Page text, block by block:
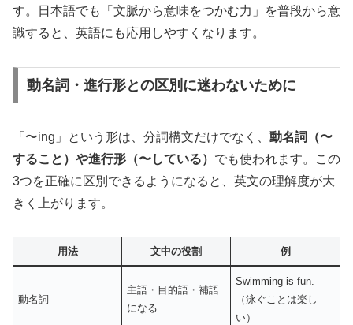
す。日本語でも「文脈から意味をつかむ力」を普段から意
識すると、英語にも応用しやすくなります。
動名詞・進行形との区別に迷わないために
「〜ing」という形は、分詞構文だけでなく、 動名詞（〜
すること）や進行形（〜している） でも使われます。この
3つを正確に区別できるようになると、英文の理解度が大
きく上がります。
用法 文中の役割 例
動名詞
主語・目的語・補語
になる
Swimming is fun.
（泳ぐことは楽し
い）